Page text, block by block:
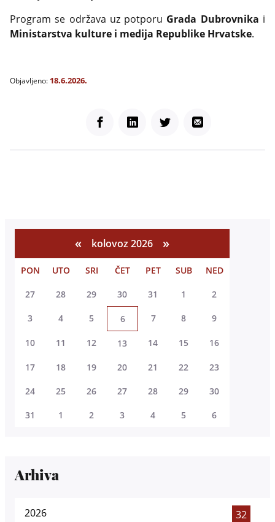
« kolovoz 2026 »
PON UTO SRI ČET PET SUB NED
27 28 29 30 31 1 2
3 4 5 6 7 8 9
10 11 12 13 14 15 16
17 18 19 20 21 22 23
24 25 26 27 28 29 30
31 1 2 3 4 5 6
Arhiva
2026 32
Program se održava uz potporu Grada Dubrovnika i
Ministarstva kulture i medija Republike Hrvatske.
Objavljeno: 18.6.2026.